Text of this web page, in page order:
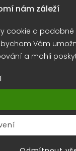
JEDNIČKY|Marketing
nám záleží
cookie a podobné
Vám
a mohli